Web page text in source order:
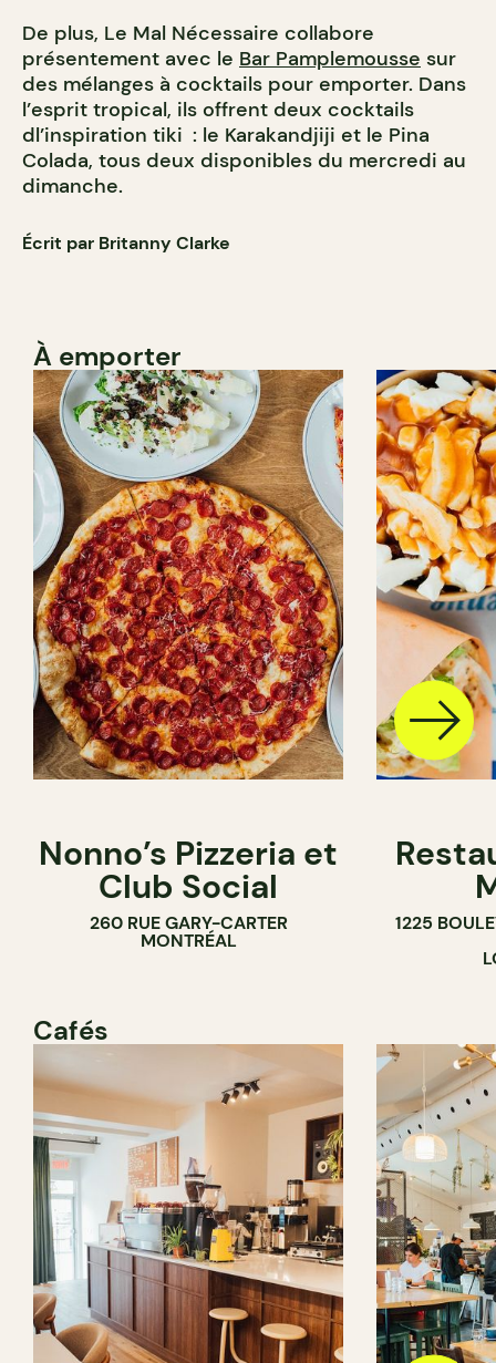
De plus, Le Mal Nécessaire collabore
présentement avec le Bar Pamplemousse sur
des mélanges à cocktails pour emporter. Dans
l’esprit tropical, ils offrent deux cocktails
dl’inspiration tiki : le Karakandjiji et le Pina
Colada, tous deux disponibles du mercredi au
dimanche.
Écrit par Britanny Clarke
À emporter
Nonno’s Pizzeria et
Club Social
260 RUE GARY-CARTER
MONTRÉAL
1225
Cafés